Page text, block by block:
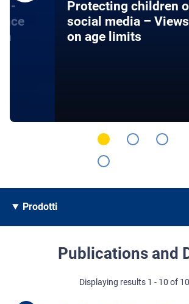
-
Protecting children
social media – Views
on age limits
Prodotti
Publications and
Displaying results 1 - 10 of